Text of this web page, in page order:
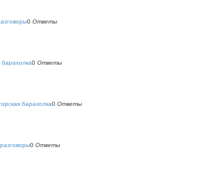
0 Ответы
барахолка0 Ответы
барахолка0 Ответы
0 Ответы